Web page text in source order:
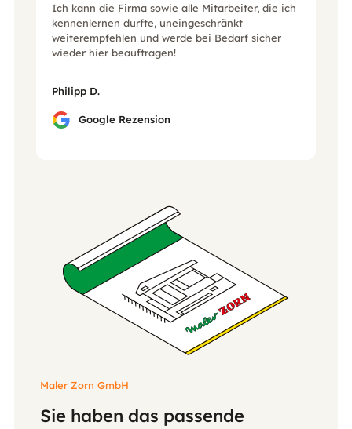
Ich kann die Firma sowie alle Mitarbeiter, die ich
kennenlernen durfte, uneingeschränkt
weiterempfehlen und werde bei Bedarf sicher
wieder hier beauftragen!
Philipp D.
Google Rezension
Maler Zorn GmbH
Sie haben das passende